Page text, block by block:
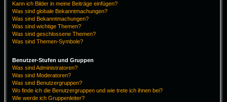
Kann ich Bilder in meine Beiträge einfügen?
Was sind globale Bekanntmachungen?
Was sind Bekanntmachungen?
Was sind wichtige Themen?
Was sind geschlossene Themen?
Was sind Themen-Symbole?
Benutzer-Stufen und Gruppen
Was sind Administratoren?
Was sind Moderatoren?
Was sind Benutzergruppen?
Wo finde ich die Benutzergruppen und wie trete ich ihnen bei?
Wie werde ich Gruppenleiter?